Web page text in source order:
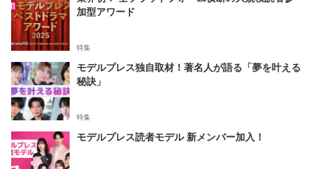
加型アワード
特集
モデルプレス独自取材！著名人が語る「夢を叶える
秘訣」
特集
モデルプレス読者モデル 新メンバー加入！